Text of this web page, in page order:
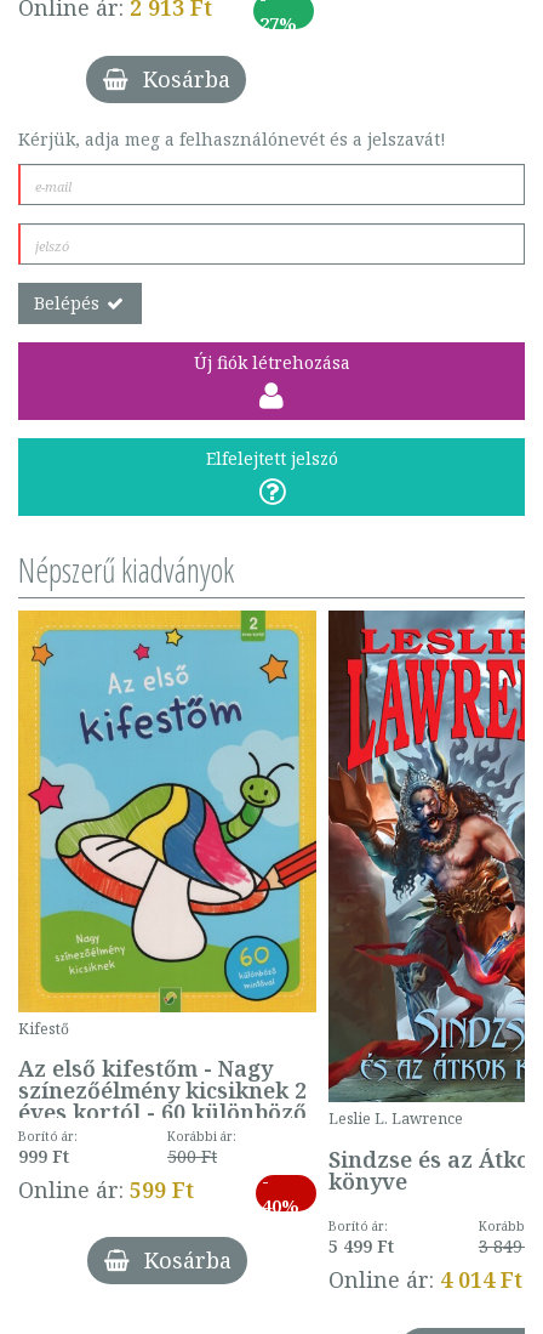
Online ár: 2 913 Ft
27%
Kosárba
Kérjük, adja meg a felhasználónevét és a jelszavát!
Belépés
Új fiók létrehozása
Elfelejtett jelszó
Népszerű kiadványok
Kifestő
Az első kifestőm - Nagy
színezőélmény kicsiknek 2
éves kortól - 60 különböző
mintával (gombás)
Borító ár:
999 Ft
Korábbi ár:
500 Ft
Online ár: 599 Ft
-
40%
Kosárba
Leslie L. Lawrence
Sindzse és az Átkok
könyve
Borító ár:
5 499 Ft
Korábbi
3 849 Ft
Online ár: 4 014 Ft